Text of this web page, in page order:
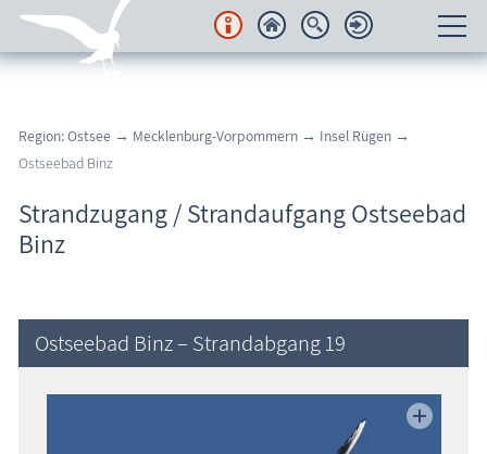
Regionales
Urlaubsorte
Karten
Wissenswertes
Region: Ostsee → Mecklenburg-Vorpommern → Insel Rügen →
Ostseebad Binz
Strandzugang / Strandaufgang Ostseebad
Binz
Ostseebad Binz – Strandabgang 19